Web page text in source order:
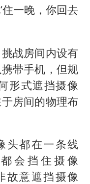
一晚，你回去
战房间内设有
带手机，但规
形式遮挡摄像
房间的物理布
头都在一条线
会挡住摄像
故意遮挡摄像